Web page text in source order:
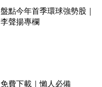
盤點今年首季環球強勢股｜
李聲揚專欄
免費下載｜懶人必備